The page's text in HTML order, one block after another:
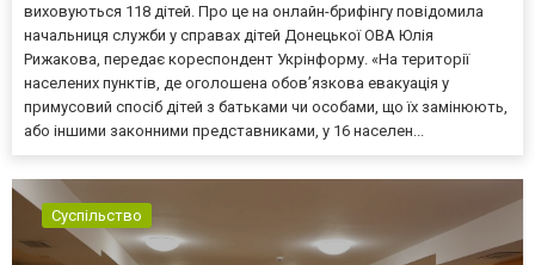
виховуються 118 дітей. Про це на онлайн-брифінгу повідомила
начальниця служби у справах дітей Донецької ОВА Юлія
Рижакова, передає кореспондент Укрінформу. «На території
населених пунктів, де оголошена обов’язкова евакуація у
примусовий спосіб дітей з батьками чи особами, що їх замінюють,
або іншими законними представниками, у 16 населен...
Суспільство